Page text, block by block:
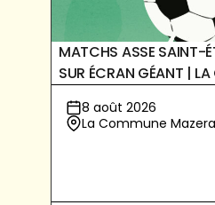
MATCHS ASSE SAINT-
SUR ÉCRAN GÉANT |
8 août 2026
La Commune